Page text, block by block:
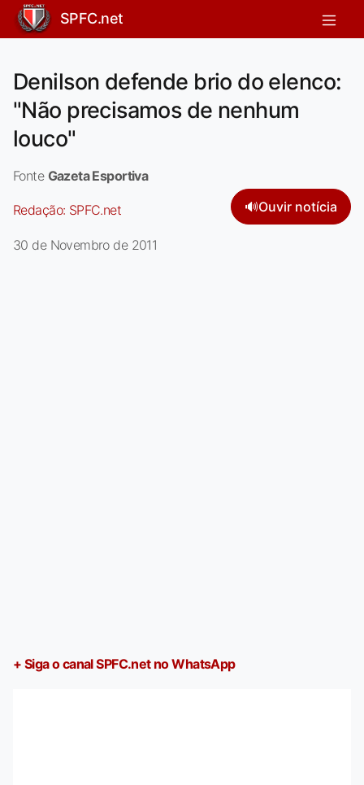
SPFC.net
Denilson defende brio do elenco:
"Não precisamos de nenhum
louco"
Fonte Gazeta Esportiva
Redação: SPFC.net 🔊Ouvir notícia
30 de Novembro de 2011
+ Siga o canal SPFC.net no WhatsApp